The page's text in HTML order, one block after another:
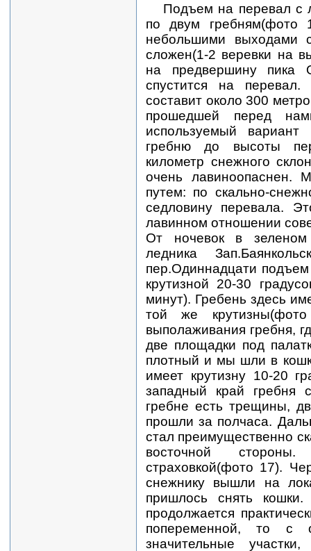
Подъем на перевал с
по двум гребням(фото
небольшими выходами
сложен(1-2 веревки на
на предвершину пика
спустится на
составит около 300
прошедшей перед
используемый
гребню до высоты
километр снежного
очень лавиноопаснен.
путем: по скально-
седловину перевала.
лавинном отношении
От ночевок в
ледника
пер.Одиннадцати
крутизной 20-30
минут). Гребень здесь
той же
выполаживания гребня,
две площадки под
плотный и мы шли в
имеет крутизну 10-20
западный край гребня
гребне есть трещины,
прошли за полчаса.
стал преимущественно
восточной
страховкой(фото 17).
снежнику вышли на
пришлось снять
продолжается
попеременной, то с
значительные